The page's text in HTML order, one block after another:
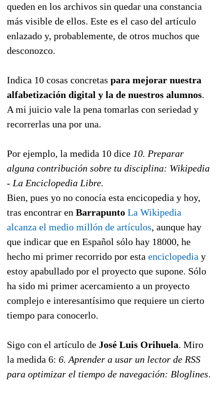
queden en los archivos sin quedar una constancia
más visible de ellos. Este es el caso del artículo
enlazado y, probablemente, de otros muchos que
desconozco.
Indica 10 cosas concretas para mejorar nuestra
alfabetización digital y la de nuestros alumnos.
A mi juicio vale la pena tomarlas con seriedad y
recorrerlas una por una.
Por ejemplo, la medida 10 dice 10. Preparar
alguna contribución sobre tu disciplina: Wikipedia
- La Enciclopedia Libre.
Bien, pues yo no conocía esta encicopedia y hoy,
tras encontrar en Barrapunto La Wikipedia
alcanza el medio millón de artículos, aunque hay
que indicar que en Español sólo hay 18000, he
hecho mi primer recorrido por esta enciclopedia y
estoy apabullado por el proyecto que supone. Sólo
ha sido mi primer acercamiento a un proyecto
complejo e interesantísimo que requiere un cierto
tiempo para conocerlo.
Sigo con el artículo de José Luis Orihuela. Miro
la medida 6: 6. Aprender a usar un lector de RSS
para optimizar el tiempo de navegación: Bloglines.